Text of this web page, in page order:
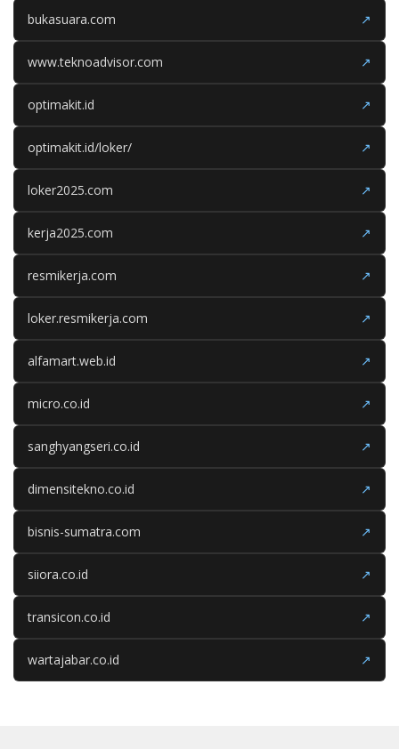
bukasuara.com ↗
www.teknoadvisor.com ↗
optimakit.id ↗
optimakit.id/loker/ ↗
loker2025.com ↗
kerja2025.com ↗
resmikerja.com ↗
loker.resmikerja.com ↗
alfamart.web.id ↗
micro.co.id ↗
sanghyangseri.co.id ↗
dimensitekno.co.id ↗
bisnis-sumatra.com ↗
siiora.co.id ↗
transicon.co.id ↗
wartajabar.co.id ↗